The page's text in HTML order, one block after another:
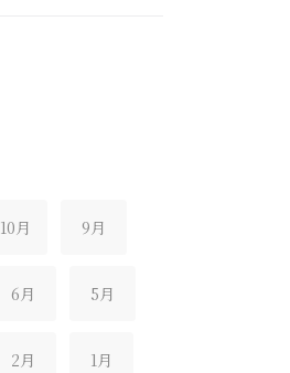
10月 9月
6月 5月
2月 1月